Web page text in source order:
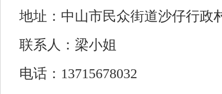
地址： 中山市民众街道沙仔行政
联系人： 梁小姐
电话： 13715678032